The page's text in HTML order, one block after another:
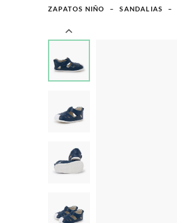
ZAPATOS NIÑO SANDALIAS